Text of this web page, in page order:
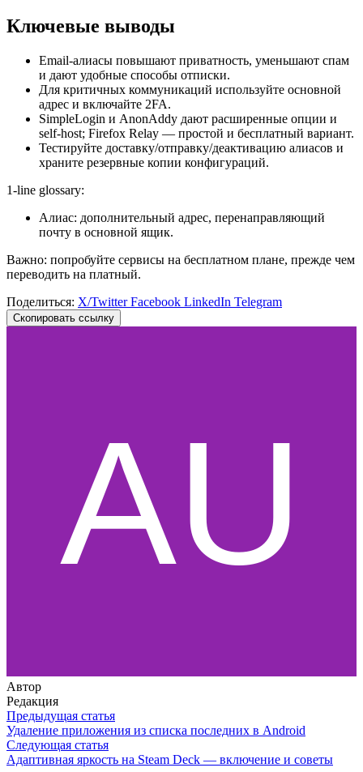
Ключевые выводы
Email‑алиасы повышают приватность, уменьшают спам
и дают удобные способы отписки.
Для критичных коммуникаций используйте основной
адрес и включайте 2FA.
SimpleLogin и AnonAddy дают расширенные опции и
self‑host; Firefox Relay — простой и бесплатный вариант.
Тестируйте доставку/отправку/деактивацию алиасов и
храните резервные копии конфигураций.
1‑line glossary:
Алиас: дополнительный адрес, перенаправляющий
почту в основной ящик.
Важно: попробуйте сервисы на бесплатном плане, прежде чем
переводить на платный.
Поделиться: X/TwitterFacebook LinkedIn Telegram
Скопировать ссылку
Автор
Редакция
Предыдущая статья
Удаление приложения из списка последних в Android
Следующая статья
Адаптивная яркость на Steam Deck — включение и советы